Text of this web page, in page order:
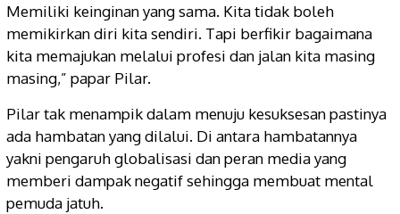
Memiliki keinginan yang sama. Kita tidak boleh
memikirkan diri kita sendiri. Tapi berfikir bagaimana
kita memajukan melalui profesi dan jalan kita masing
masing,” papar Pilar.
Pilar tak menampik dalam menuju kesuksesan pastinya
ada hambatan yang dilalui. Di antara hambatannya
yakni pengaruh globalisasi dan peran media yang
memberi dampak negatif sehingga membuat mental
pemuda jatuh.